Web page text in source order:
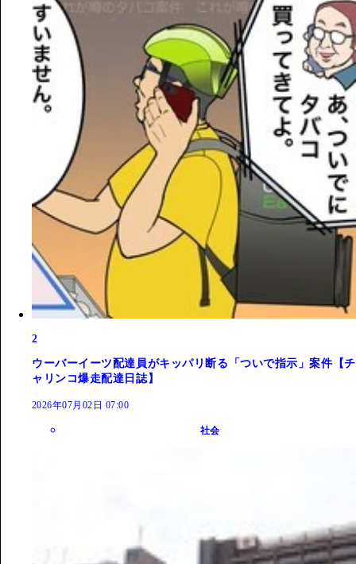
2
ウーバーイーツ配達員がキッパリ断る「ついで指示」案件【チ
ャリンコ爆走配達日誌】
2026年07月02日 07:00
社会